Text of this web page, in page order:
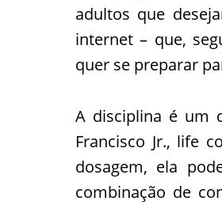
adultos que
internet – que,
quer se preparar
A disciplina é um
Francisco Jr., life
dosagem, ela
combinação de